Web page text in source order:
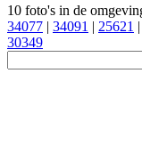
10 foto's in de
34077 | 34091 | 25621 |
30349